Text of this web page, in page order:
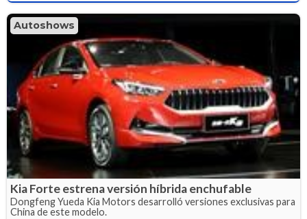
Autoshows
Kia Forte estrena versión híbrida enchufable
Dongfeng Yueda Kia Motors desarrolló versiones exclusivas para
China de este modelo.